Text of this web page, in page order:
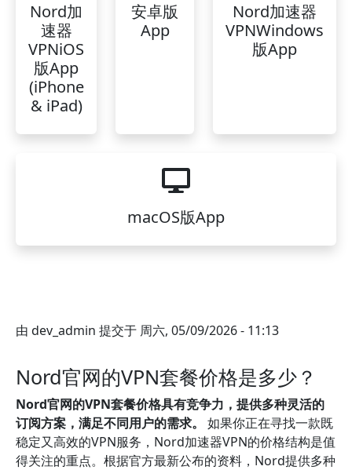
Nord加
速器
VPNiOS
版App
(iPhone
& iPad)
安卓版
App
Nord加速器
VPNWindows
版App
macOS版App
由 dev_admin 提交于 周六, 05/09/2026 - 11:13
Nord官网的VPN套餐价格是多少？
Nord官网的VPN套餐价格具有竞争力，提供多种灵活的
订阅方案，满足不同用户的需求。
如果你正在寻找一款既
稳定又高效的VPN服务，Nord加速器VPN的价格结构是值
得关注的重点。根据官方最新公布的资料，Nord提供多种